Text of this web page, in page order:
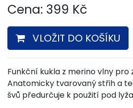
Cena: 399 Kč
VLOŽIT DO KOŠÍKU
Funkční kukla z merino vlny pro
Anatomicky tvarovaný střih a
švů předurčuje k použití pod